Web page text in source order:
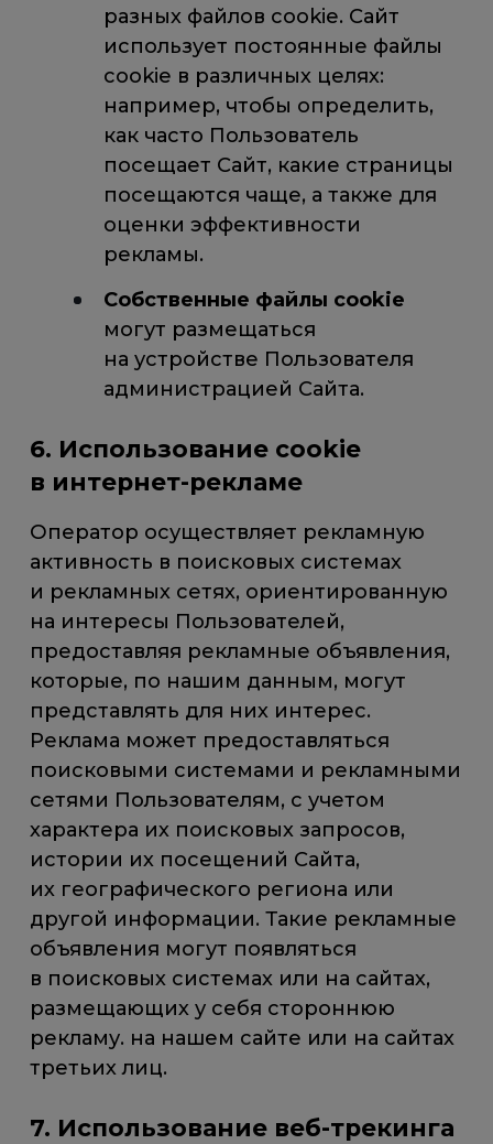
разных файлов cookie. Сайт
использует постоянные файлы
cookie в различных целях:
например, чтобы определить,
как часто Пользователь
посещает Сайт, какие страницы
посещаются чаще, а также для
оценки эффективности
рекламы.
Собственные файлы cookie
могут размещаться
на устройстве Пользователя
администрацией Сайта.
6. Использование cookie
в интернет-рекламе
Оператор осуществляет рекламную
активность в поисковых системах
и рекламных сетях, ориентированную
на интересы Пользователей,
предоставляя рекламные объявления,
которые, по нашим данным, могут
представлять для них интерес.
Реклама может предоставляться
поисковыми системами и рекламными
сетями Пользователям, с учетом
характера их поисковых запросов,
истории их посещений Сайта,
их географического региона или
другой информации. Такие рекламные
объявления могут появляться
в поисковых системах или на сайтах,
размещающих у себя стороннюю
рекламу. на нашем сайте или на сайтах
третьих лиц.
7. Использование веб-трекинга